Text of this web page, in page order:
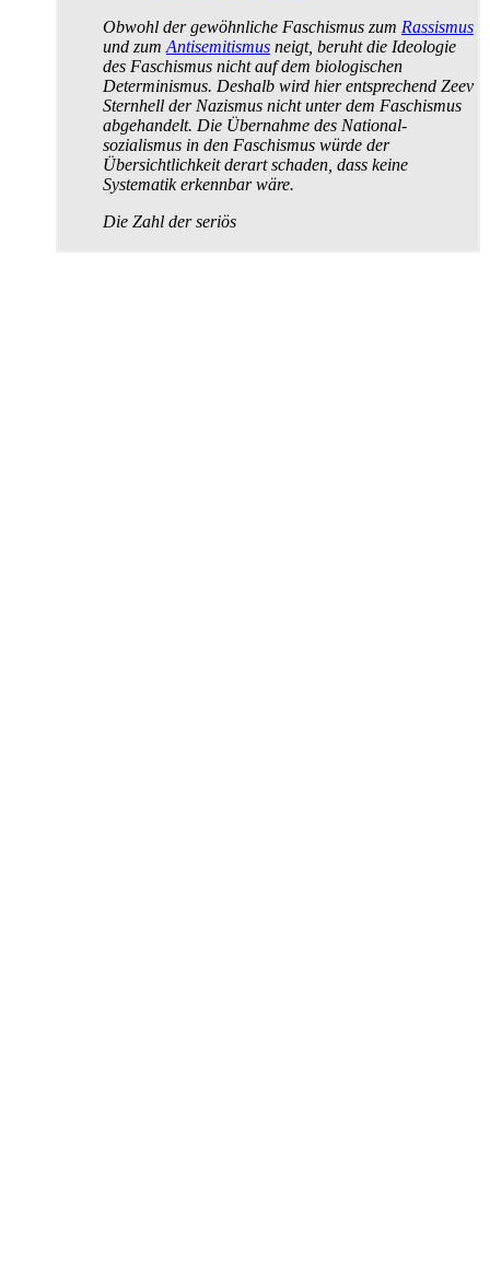
Obwohl der gewöhnliche Faschismus zum Rassismus
und zum Antisemitismus neigt, beruht die Ideologie
des Faschismus nicht auf dem biologischen
Determinismus. Deshalb wird hier entsprechend Zeev
Sternhell der Nazismus nicht unter dem Faschismus
abgehandelt. Die Übernahme des National­
sozialismus in den Faschismus würde der
Übersichtlichkeit derart schaden, dass keine
Systematik erkennbar wäre.
Die Zahl der seriös